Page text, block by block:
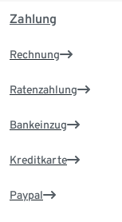
Zahlung
Rechnung
Ratenzahlung
Bankeinzug
Kreditkarte
Paypal